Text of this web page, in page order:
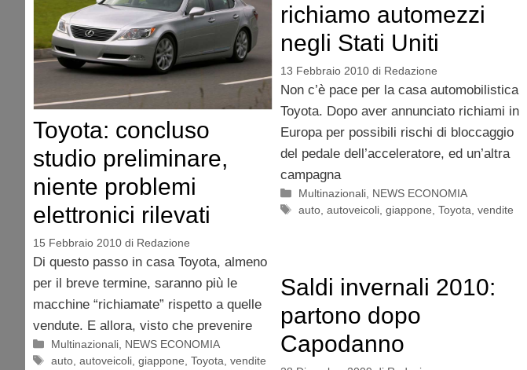
Toyota: concluso
studio preliminare,
niente problemi
elettronici rilevati
15 Febbraio 2010 di Redazione
Di questo passo in casa Toyota, almeno
per il breve termine, saranno più le
macchine “richiamate” rispetto a quelle
vendute. E allora, visto che prevenire
Categorie
Multinazionali NEWS ECONOMIA
Tag
auto ,autoveicoli ,giappone ,Toyota ,vendite
richiamo automezzi
negli Stati Uniti
13 Febbraio 2010 di Redazione
Non c’è pace per la casa automobilistica
Toyota. Dopo aver annunciato richiami in
Europa per possibili rischi di bloccaggio
del pedale dell’acceleratore, ed un’altra
campagna
Categorie
Multinazionali NEWS ECONOMIA
Tag
auto ,autoveicoli ,giappone ,Toyota ,vendite
Saldi invernali 2010:
partono dopo
Capodanno